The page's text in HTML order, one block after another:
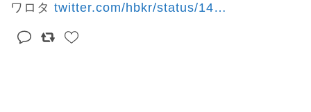
ワロタ twitter.com/hbkr/status/14…